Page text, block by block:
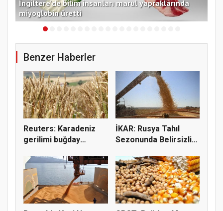
İngiltere’de bilim insanları marul yapraklarında
miyoglobin üretti
Benzer Haberler
Reuters: Karadeniz
gerilimi buğday
İKAR: Rusya Tahıl
Sezonunda Belirsizlik